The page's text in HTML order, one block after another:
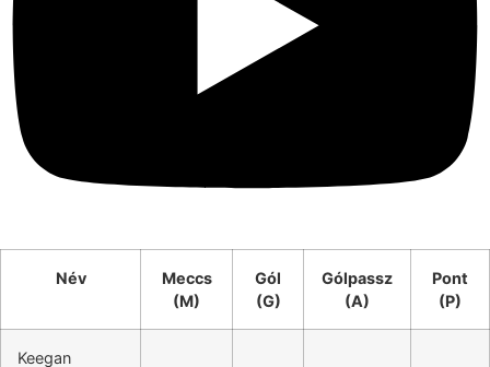
Név
Meccs
(M)
Gól
(G)
Gólpassz
(A)
Pont
(P)
Keegan